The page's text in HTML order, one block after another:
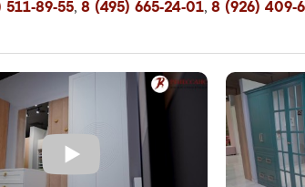
89-55, 8 (495) 665-24-01, 8 (926) 409-